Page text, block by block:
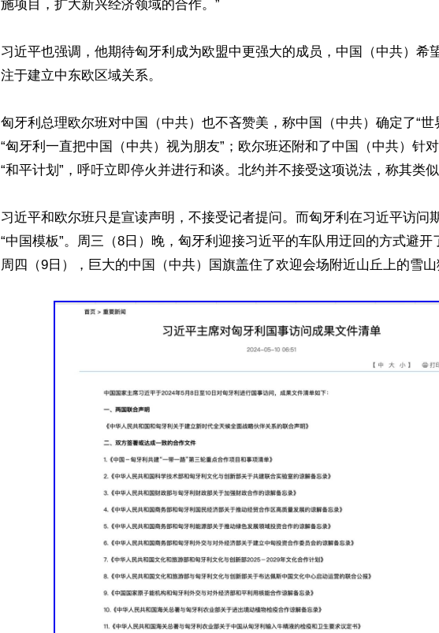
施项目，扩大新兴经济领域的合作。”
习近平也强调，他期待匈牙利成为欧盟中更强大的成员，中国（中共）希
注于建立中东欧区域关系。
匈牙利总理欧尔班对中国（中共）也不吝赞美，称中国（中共）确定了“世
“匈牙利一直把中国（中共）视为朋友”；欧尔班还附和了中国（中共）针
“和平计划”，呼吁立即停火并进行和谈。北约并不接受这项说法，称其类似
习近平和欧尔班只是宣读声明，不接受记者提问。而匈牙利在习近平访问
“中国模板”。周三（8日）晚，匈牙利迎接习近平的车队用迂回的方式避开
周四（9日），巨大的中国（中共）国旗盖住了欢迎会场附近山丘上的雪山